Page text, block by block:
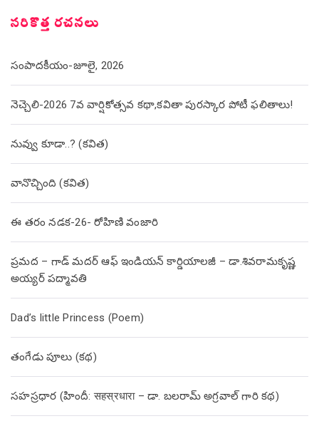
సరికొత్త రచనలు
సంపాదకీయం-జూలై, 2026
నెచ్చెలి-2026 7వ వార్షికోత్సవ కథా,కవితా పురస్కార పోటీ ఫలితాలు!
నువ్వు కూడా..? (కవిత)
వానొచ్చింది (కవిత)
ఈ తరం నడక-26- రోహిణి వంజారి
ప్రమద – గాడ్ మదర్ ఆఫ్ ఇండియన్ కార్డియాలజీ – డా.శివరామకృష్ణ
అయ్యర్ పద్మావతి
Dad’s little Princess (Poem)
తంగేడు పూలు (క‌థ‌)
సహస్రధార (హిందీ: सहस्रधारा – డా. బలరామ్ అగ్రవాల్ గారి కథ)